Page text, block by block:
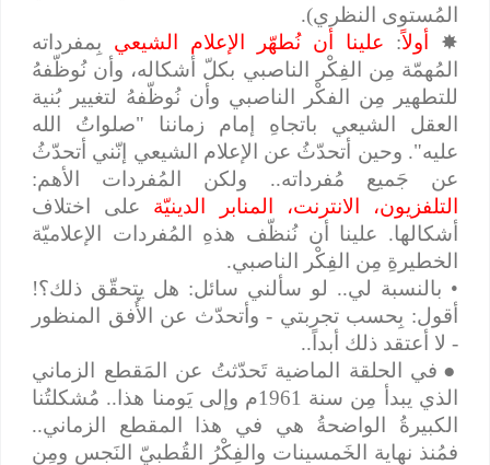
المُستوى النظري).
✸
أولاً: علينا أن نُطهّر الإعلام الشيعي
بِمفرداته
المُهمّة مِن الفِكْر الناصبي بكلّ أشكاله، وأن نُوظّفهُ
للتطهير مِن الفكْر الناصبي وأن نُوظّفهُ لتغيير بُنية
العقل الشيعي باتجاهِ إمام زماننا "صلواتُ الله
عليه". وحين أتحدّثُ عن الإعلام الشيعي إنّني أتحدّثُ
عن جَميع مُفرداته.. ولكن المُفردات الأهم:
التلفزيون، الانترنت، المنابر الدينيّة
على اختلاف
أشكالها. علينا أن نُنظّف هذهِ المُفردات الإعلاميّة
الخطيرةِ مِن الفِكْر الناصبي.
• بالنسبة لي.. لو سألني سائل: هل يتحقّق ذلك؟!
أقول: بِحسب تجربتي - وأتحدّث عن الأُفق المنظور
- لا أعتقد ذلك أبداً..
●في الحلقة الماضية تَحدّثتُ عن المَقطع الزماني
الذي يبدأ مِن سنة 1961م وإلى يَومنا هذا.. مُشكلتُنا
الكبيرةُ الواضحةُ هي في هذا المقطع الزماني..
فمُنذ نهاية الخَمسينات والفِكْرُ القُطبيّ النَجس ومِن